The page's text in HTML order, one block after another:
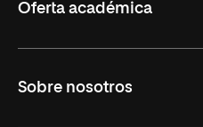
Oferta académica
Formación Continua
Sobre nosotros